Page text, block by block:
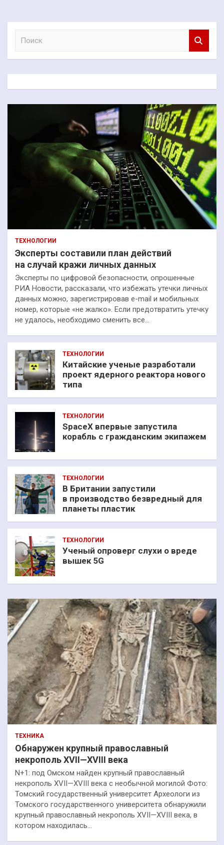
к
ТЕХНОЛОГИИ
Эксперты составили план действий
на случай кражи личных данных
Эксперты по цифровой безопасности, опрошенные
РИА Новости, рассказали, что избежать утечки личных
данных можно, зарегистрировав e-mail и мобильных
номер, которые «не жалко». Если предотвратить утечку
не удалось, необходимо сменить все…
ТЕХНОЛОГИИ
Китайские ученые разработали
проект ядерного реактора нового
типа
ТЕХНОЛОГИИ
SpaceX впервые запустила
корабль с гражданским экипажем
ТЕХНОЛОГИИ
В Британии запустили
в производство безвредный для
планеты пластик
ТЕХНОЛОГИИ
Ученый опроверг слухи о вреде
вышек 5G
ТЕХНИКА
Обнаружен крупный православный
некрополь XVII—XVIII века
N+1: под Омском найден крупный православный
некрополь XVII—XVIII века с необычной могилой Фото:
Томский государственный университет Археологи из
Томского государственного университета обнаружили
крупный православный некрополь XVII—XVIII века, в
котором находилась…